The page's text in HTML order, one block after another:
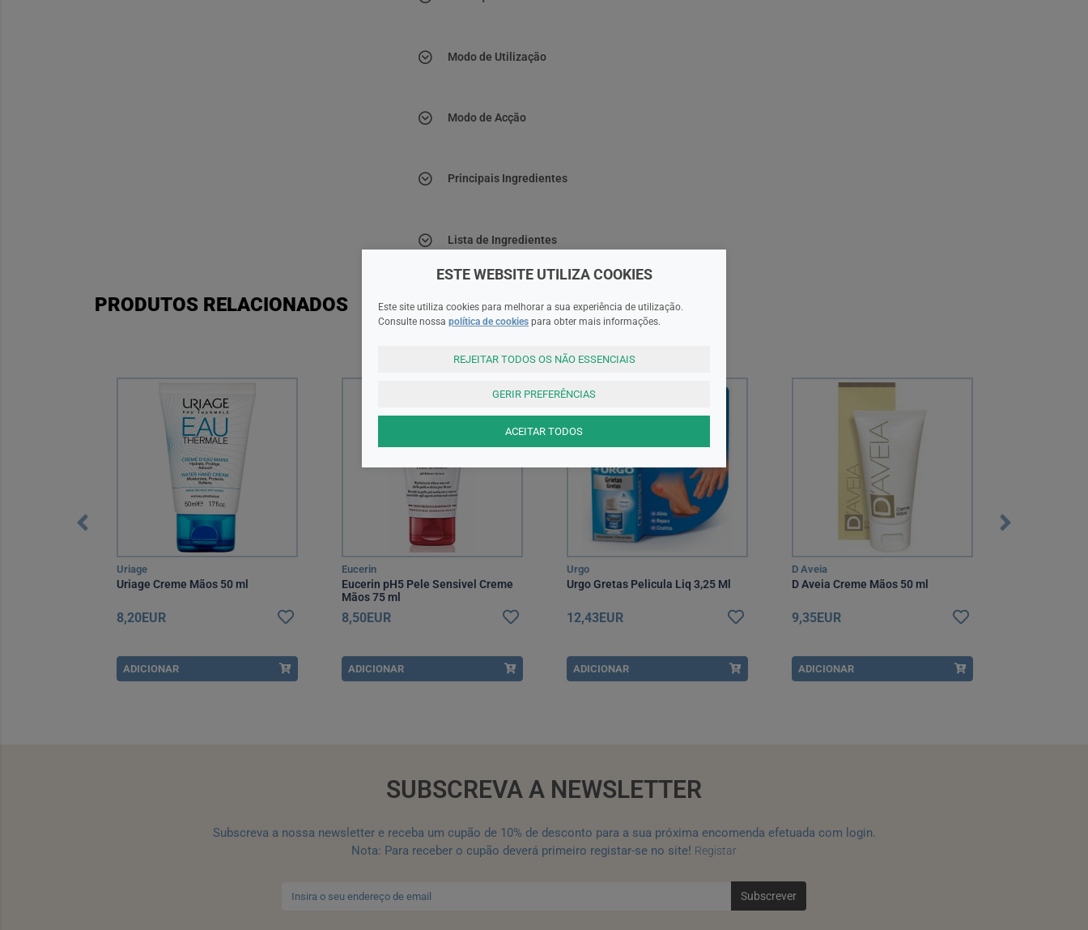
Modo de Utilização
Modo de Acção
Principais Ingredientes
Lista de Ingredientes
PRODUTOS RELACIONADOS
Uriage
Uriage Creme Mãos 50 ml
8,20EUR
ADICIONAR
Eucerin
Eucerin pH5 Pele Sensivel Creme
Mãos 75 ml
8,50EUR
ADICIONAR
Urgo
Urgo Gretas Pelicula Liq 3,25 Ml
12,43EUR
ADICIONAR
D Aveia
D Aveia Creme Mãos 50 ml
9,35EUR
ADICIONAR
SUBSCREVA A NEWSLETTER
Subscreva a nossa newsletter e receba um cupão de 10% de desconto para a sua próxima encomenda efetuada com login.
Nota: Para receber o cupão deverá primeiro registar-se no site! Registar
Subscrever
ESTE WEBSITE UTILIZA COOKIES
Este site utiliza cookies para melhorar a sua experiência de utilização.
Consulte nossa política de cookies para obter mais informações.
REJEITAR TODOS OS NÃO ESSENCIAIS
GERIR PREFERÊNCIAS
ACEITAR TODOS